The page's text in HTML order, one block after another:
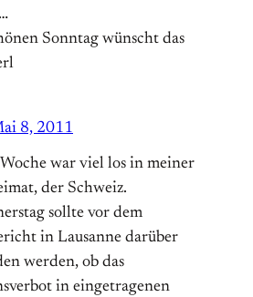
Sonntag wünscht das
8, 2011
war viel los in meiner
der Schweiz.
sollte vor dem
in Lausanne darüber
werden, ob das
in eingetragenen